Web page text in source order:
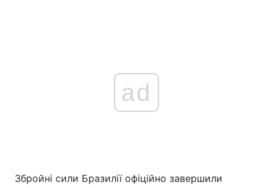
Головна Війна
ad
Збройні сили Бразилії офіційно завершили